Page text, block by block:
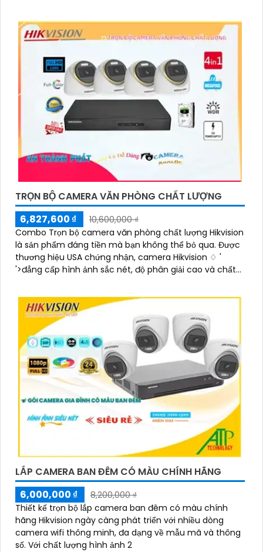
TRỌN BỘ CAMERA VĂN PHÒNG CHẤT LƯỢNG
6,827,600 ₫
10,600,000 ₫
Combo Trọn bộ camera văn phòng chất lượng Hikvision
là sản phẩm đáng tiền mà bạn không thể bỏ qua. Được
thương hiệu USA chứng nhận, camera Hikvision ♢ '
'>đẳng cấp hình ảnh sắc nét, độ phân giải cao và chất
LẮP CAMERA BAN ĐÊM CÓ MÀU CHÍNH HÃNG
6,000,000 ₫
8,200,000 ₫
Thiết kế trọn bộ lắp camera ban đêm có màu chính
hãng Hikvision ngày càng phát triển với nhiều dòng
camera wifi thông minh, đa dạng về mẫu mã và thông
số. Với chất lượng hình ảnh 2